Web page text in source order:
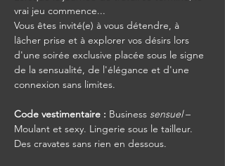
vrai jeu commence...
Vous êtes invité(e) à vous détendre, à
lâcher prise et à explorer vos désirs lors
d'une soirée exclusive placée sous le signe
de la sensualité, de l'élégance et d'une
connexion sans limites.
Code vestimentaire : Business sensuel –
Moulant et sexy. Lingerie sous le tailleur.
Des cravates sans rien en dessous.